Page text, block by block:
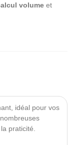
volume et
idéal pour vos
nombreuses
praticité.